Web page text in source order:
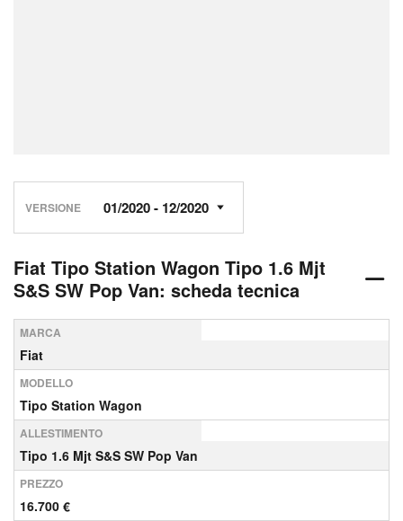
VERSIONE
Fiat Tipo Station Wagon Tipo 1.6 Mjt
S&S SW Pop Van: scheda tecnica
MARCA
Fiat
MODELLO
Tipo Station Wagon
ALLESTIMENTO
Tipo 1.6 Mjt S&S SW Pop Van
PREZZO
16.700 €